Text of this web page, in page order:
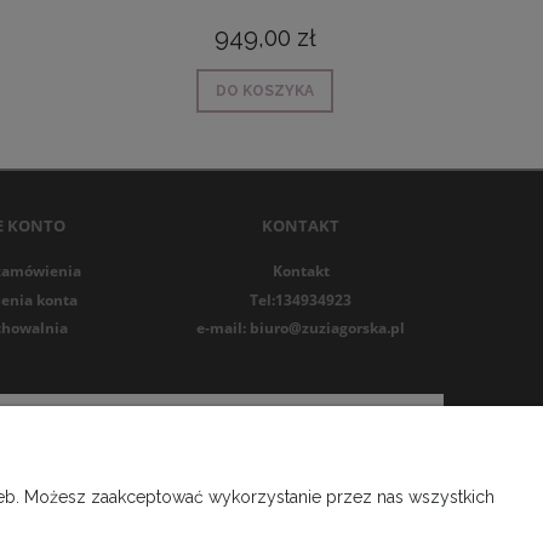
949,00 zł
DO KOSZYKA
KONTO
konta
KONTAKT
Kontakt
Tel:134934923
e-mail: biuro@zuziagorska.pl
Możesz zaakceptować wykorzystanie przez nas wszystkich